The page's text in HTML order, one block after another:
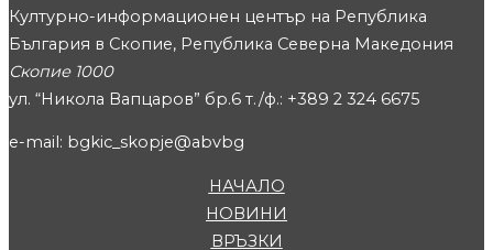
Културно-информационен център на Република
България в Скопие, Република Северна Македония
Скопие 1000
ул. “Никола Вапцаров” бр.6 т./ф.: +389 2 324 6675
e-mail: bgkic_skopje@abvbg
НАЧАЛО
НОВИНИ
ВРЪЗКИ